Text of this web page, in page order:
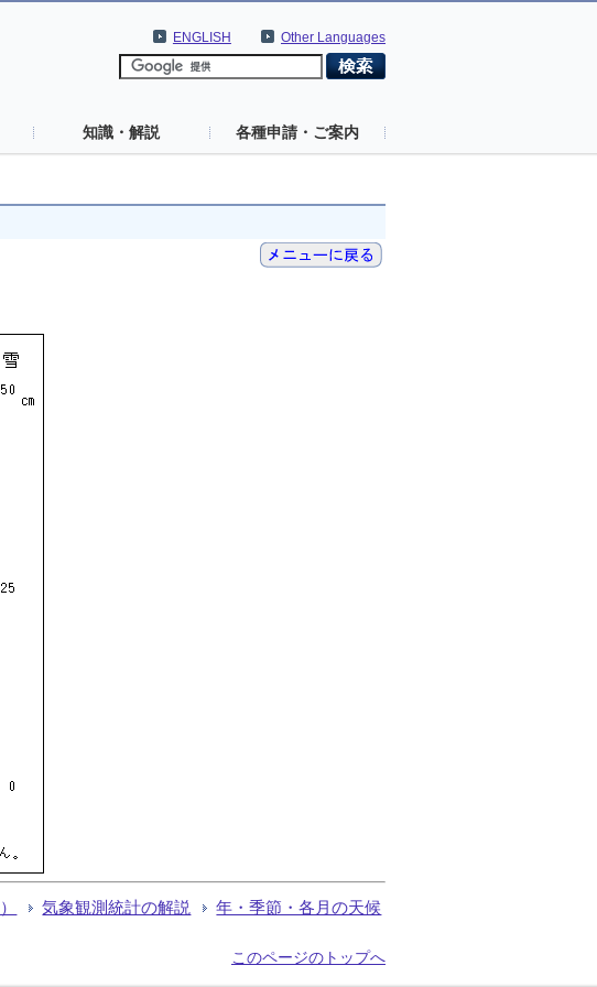
Other Languages
ENGLISH
知識・解説 各種申請・ご案内
気象観測統計の解説 年・季節・各月の天候
このページのトップへ